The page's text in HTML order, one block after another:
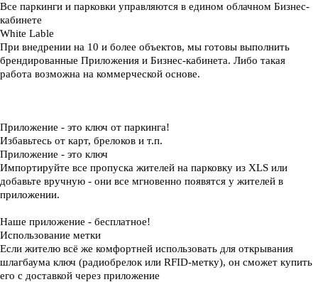
Все паркинги и парковки управляются в едином облачном Бизнес-
кабинете
White Lable
При внедрении на 10 и более объектов, мы готовы выполнить
брендированные Приложения и Бизнес-кабинета. Либо такая
работа возможна на коммерческой основе.
Приложение - это ключ от паркинга!
Избавьтесь от карт, брелоков и т.п.
Приложение - это ключ
Импортируйте все пропуска жителей на парковку из XLS или
добавьте вручную - они все мгновенно появятся у жителей в
приложении.
Наше приложение - бесплатное!
Использование метки
Если жителю всё же комфортней использовать для открывания
шлагбаума ключ (радиобрелок или RFID-метку), он сможет купить
его с доставкой через приложение